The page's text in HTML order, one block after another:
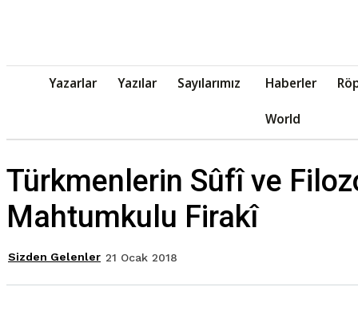
Yazarlar Yazılar Sayılarımız Haberler
World
Türkmenlerin Sûfî ve
Mahtumkulu Firakî
Sizden Gelenler 21 Ocak 2018